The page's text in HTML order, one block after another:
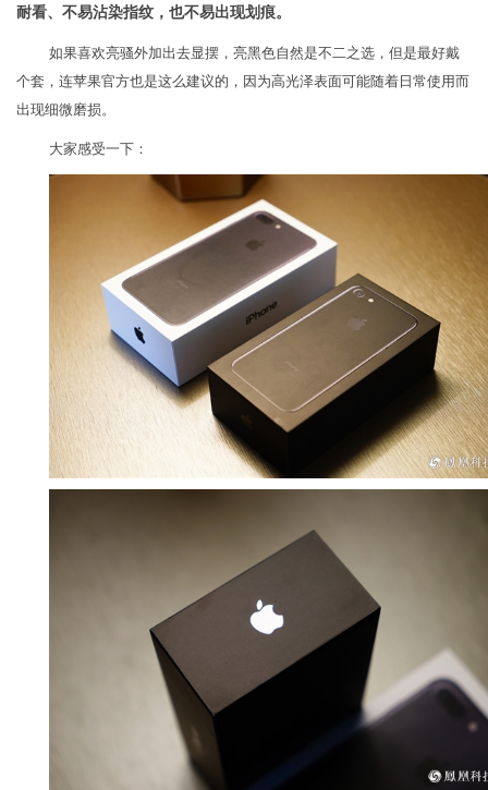
耐看、不易沾染指纹，也不易出现划痕。
如果喜欢亮骚外加出去显摆，亮黑色自然是不二之选，但是最好戴
个套，连苹果官方也是这么建议的，因为高光泽表面可能随着日常使用而
出现细微磨损。
大家感受一下：